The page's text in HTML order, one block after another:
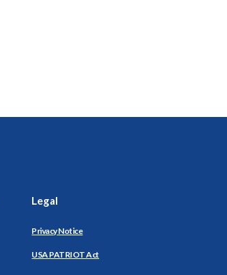
Legal
Privacy Notice
USA PATRIOT Act